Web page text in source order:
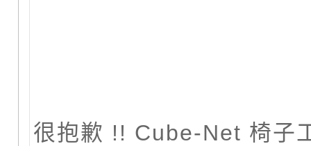
很抱歉 !! Cube-Net 椅子